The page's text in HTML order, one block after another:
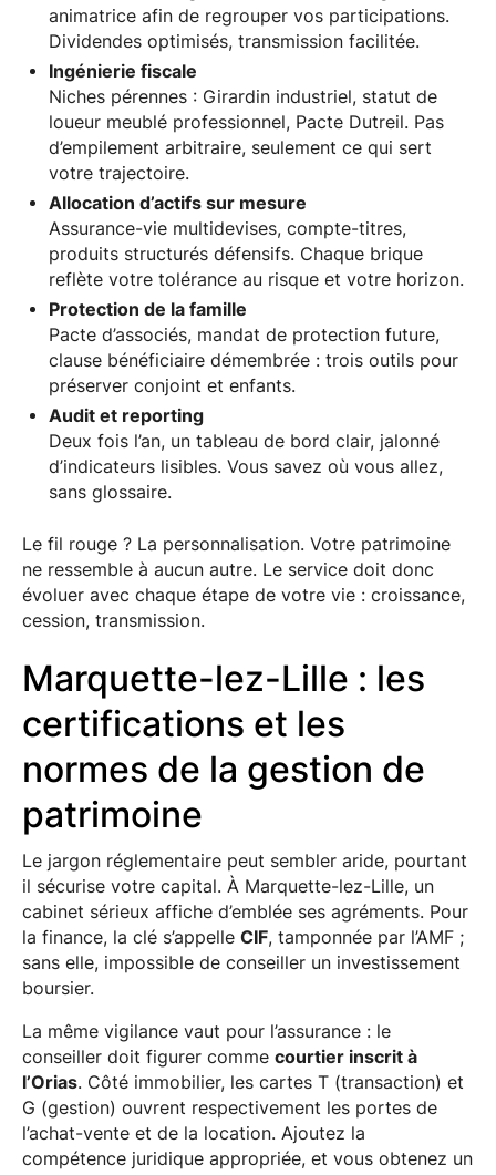
animatrice afin de regrouper vos participations.
Dividendes optimisés, transmission facilitée.
Ingénierie fiscale
Niches pérennes : Girardin industriel, statut de
loueur meublé professionnel, Pacte Dutreil. Pas
d’empilement arbitraire, seulement ce qui sert
votre trajectoire.
Allocation d’actifs sur mesure
Assurance-vie multidevises, compte-titres,
produits structurés défensifs. Chaque brique
reflète votre tolérance au risque et votre horizon.
Protection de la famille
Pacte d’associés, mandat de protection future,
clause bénéficiaire démembrée : trois outils pour
préserver conjoint et enfants.
Audit et reporting
Deux fois l’an, un tableau de bord clair, jalonné
d’indicateurs lisibles. Vous savez où vous allez,
sans glossaire.
Le fil rouge ? La personnalisation. Votre patrimoine
ne ressemble à aucun autre. Le service doit donc
évoluer avec chaque étape de votre vie : croissance,
cession, transmission.
Marquette-lez-Lille : les
certifications et les
normes de la gestion de
patrimoine
Le jargon réglementaire peut sembler aride, pourtant
il sécurise votre capital. À Marquette-lez-Lille, un
cabinet sérieux affiche d’emblée ses agréments. Pour
la finance, la clé s’appelle CIF, tamponnée par l’AMF ;
sans elle, impossible de conseiller un investissement
boursier.
La même vigilance vaut pour l’assurance : le
conseiller doit figurer comme courtier inscrit à
l’Orias. Côté immobilier, les cartes T (transaction) et
G (gestion) ouvrent respectivement les portes de
l’achat-vente et de la location. Ajoutez la
compétence juridique appropriée, et vous obtenez un